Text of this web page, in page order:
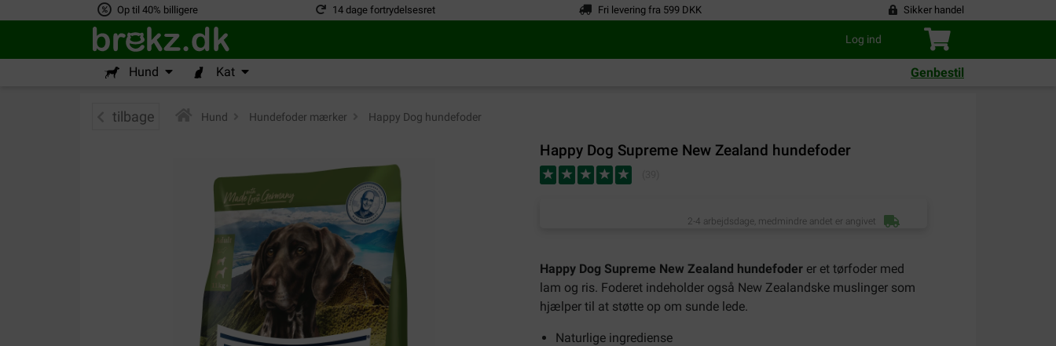
Op til 40% billigere 14 dage fortrydelsesret Fri levering fra 599 DKK Sikker handel
Log ind
Hund Kat Genbestil
tilbage Hund Hundefoder mærker Happy Dog hundefoder
Happy Dog Supreme New Zealand hundefoder
2-4 arbejdsdage, medmindre andet er angivet
Happy Dog Supreme New Zealand hundefoder er et tørfoder med
lam og ris. Foderet indeholder også New Zealandske muslinger som
hjælper til at støtte op om sunde lede.
Naturlige ingrediense